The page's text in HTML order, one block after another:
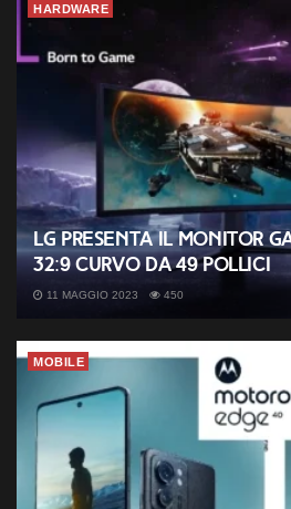
HARDWARE
LG presenta il monitor
32:9 curvo da 49 pollici
11 MAGGIO 2023 450
MOBILE